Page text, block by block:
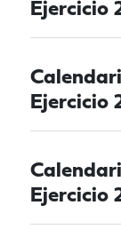
Ejercicio
Ejercicio
Ejercicio